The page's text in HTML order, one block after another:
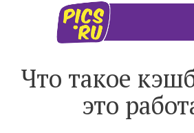
Что такое
это